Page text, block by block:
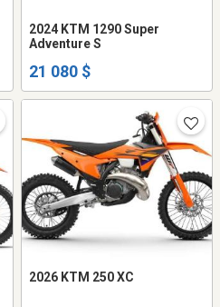
2024 KTM 1290 Super
Adventure S
21 080 $
2026 KTM 250 XC